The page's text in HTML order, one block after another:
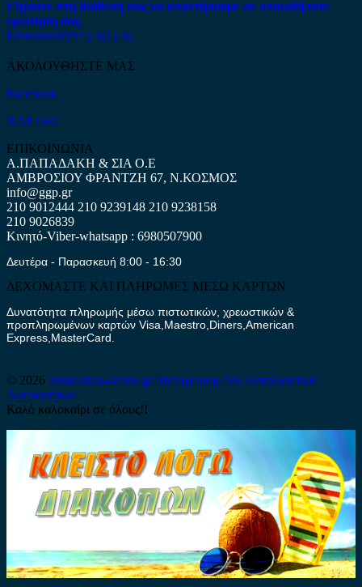
Είμαστε στη διάθεση σας να απαντήσουμε σε οποιαδήποτε
ερώτηση σας.
Επικοινωνήστε μαζί μας
ΑΚΟΛΟΥΘΗΣΤΕ ΜΑΣ
Facebook
ΧΑΡΤΗΣ
ΕΠΙΚΟΙΝΩΝΙΑ
Α.ΠΑΠΑΔΑΚΗ & ΣΙΑ Ο.Ε
ΑΜΒΡΟΣΙΟΥ ΦΡΑΝΤΖΗ 67, Ν.ΚΟΣΜΟΣ
info@ggp.gr
210 9012444 210 9239148 210 9238158
210 9026839
Κινητό-Viber-whatsapp : 6980507900
Δευτέρα - Παρασκευή 8:00 - 16:30
ΔΕΧΟΜΑΣΤΕ ΚΑΙ ΠΛΗΡΩΜΕΣ ΜΕΣΩ ΚΑΡΤΩΝ
Δυνατότητα πληρωμής μέσω πιστωτικών, χρεωστικών &
προπληρωμένων καρτών Visa,Maestro,Diners,American
Express,MasterCard.
© 2026 antalaktika-online.grΜεταχειρισμένα Ανταλλακτικά
Αυτοκινήτων
Καλό καλοκαίρι σε όλους!!